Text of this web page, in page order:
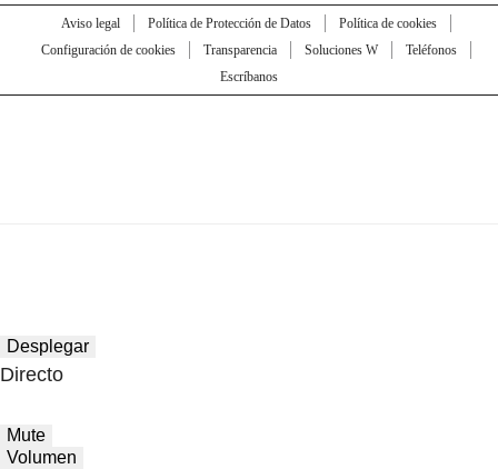
Aviso legal Política de Protección de Datos
Política de cookies
Configuración de cookies
Transparencia Soluciones W
Teléfonos
Escríbanos
Desplegar
Directo
Mute
Volumen